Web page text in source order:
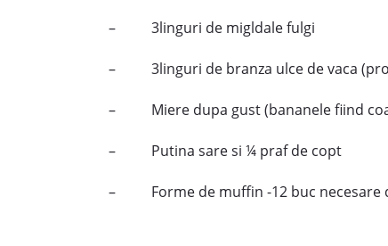
– 3linguri de migldale fulgi
– 3linguri de branza ulce de vaca
– Miere dupa gust (bananele fiind
– Putina sare si ¼ praf de copt
– Forme de muffin -12 buc necesare